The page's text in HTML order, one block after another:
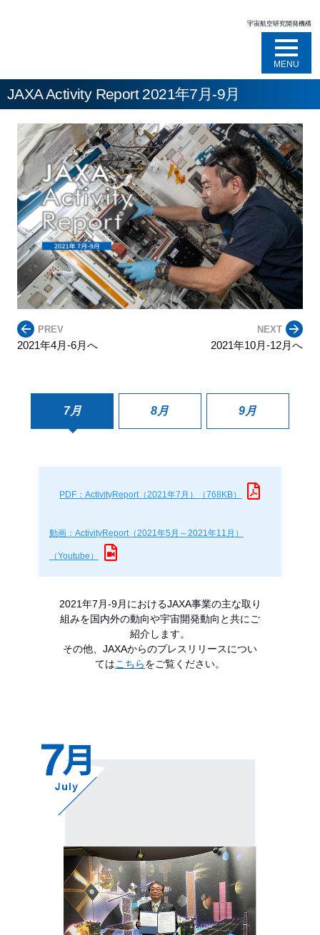
宇宙航空研究開発機構
MENU
JAXA Activity Report 2021年7月-9月
PREV
2021年4月-6月へ
NEXT
2021年10月-12月へ
7月 8月 9月
PDF：ActivityReport（2021年7月）（768KB）
動画：ActivityReport（2021年5月～2021年11月）
（Youtube）
2021年7月-9月におけるJAXA事業の主な取り
組みを国内外の動向や宇宙開発動向と共にご
紹介します。
その他、JAXAからのプレスリリースについ
てはこちらをご覧ください。